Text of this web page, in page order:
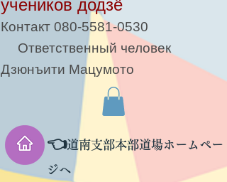
учеников додзё
Контакт 080-5581-0530
Ответственный человек
Дзюнъити Мацумото
👈道南支部本部道場ホームペー
ジへ